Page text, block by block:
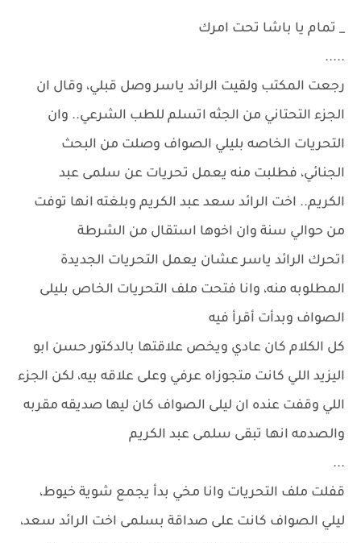
_ تمام يا باشا تحت امرك
.....
رجعت المكتب ولقيت الرائد ياسر وصل قبلي، وقال ان
الجزء التحتاني من الجثه اتسلم للطب الشرعي.. وان
التحريات الخاصه بليلي الصواف وصلت من البحث
الجنائي، فطلبت منه يعمل تحريات عن سلمى عبد
الكريم.. اخت الرائد سعد عبد الكريم وبلغته انها توفت
من حوالي سنة وان اخوها استقال من الشرطة
اتحرك الرائد ياسر عشان يعمل التحريات الجديدة
المطلوبه منه، وانا فتحت ملف التحريات الخاص بليلى
الصواف وبدأت أقرأ فيه
كل الكلام كان عادي ويخص علاقتها بالدكتور حسن ابو
اليزيد اللي كانت متجوزاه عرفي وعلى علاقه بيه، لكن الجزء
اللي وقفت عنده ان ليلى الصواف كان ليها صديقه مقربه
والصدمه انها تبقى سلمى عبد الكريم
...
قفلت ملف التحريات وانا مخي بدأ يجمع شوية خيوط،
ليلي الصواف كانت على صداقة بسلمى اخت الرائد سعد،